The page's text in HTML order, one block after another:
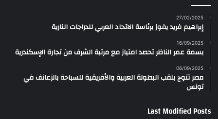
27/02/2025
إبراهيم فريد يفوز برئاسة الاتحاد العربي للدراجات النارية
16/09/2025
بسمة عمر الناظر تحصد امتياز مع مرتبة الشرف من تجارة الإسكندرية
06/09/2025
مصر تتوج بلقب البطولة العربية والأفريقية للسباحة بالزعانف في
تونس
Last Modified Posts